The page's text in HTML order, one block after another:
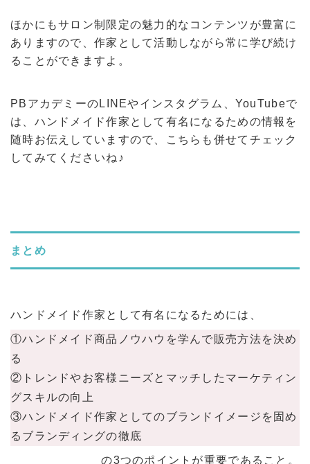
ほかにもサロン制限定の魅力的なコンテンツが豊富に
ありますので、作家として活動しながら常に学び続け
ることができますよ。
PBアカデミーのLINEやインスタグラム、YouTubeで
は、ハンドメイド作家として有名になるための情報を
随時お伝えしていますので、こちらも併せてチェック
してみてくださいね♪
まとめ
ハンドメイド作家として有名になるためには、
①ハンドメイド商品ノウハウを学んで販売方法を決め
る
②トレンドやお客様ニーズとマッチしたマーケティン
グスキルの向上
③ハンドメイド作家としてのブランドイメージを固め
るブランディングの徹底
の3つのポイントが重要であること。